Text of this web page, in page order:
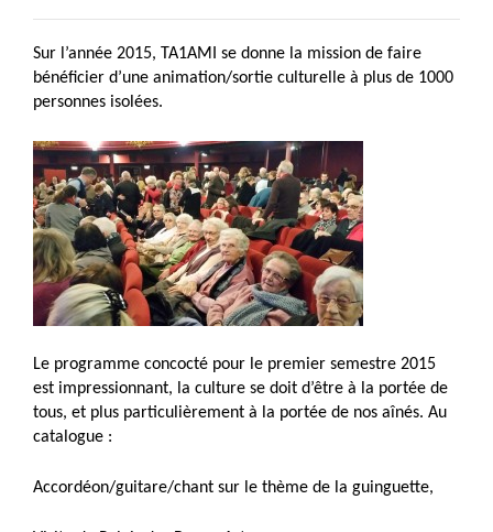
Sur l’année 2015, TA1AMI se donne la mission de faire
bénéficier d’une animation/sortie culturelle à plus de 1000
personnes isolées.
Le programme concocté pour le premier semestre 2015
est impressionnant, la culture se doit d’être à la portée de
tous, et plus particulièrement à la portée de nos aînés. Au
catalogue :
Accordéon/guitare/chant sur le thème de la guinguette,